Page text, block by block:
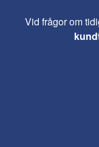
Vid frågor om